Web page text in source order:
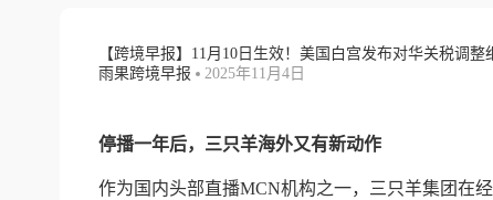
【跨境早报】11月10日生效！美国白宫发布对华关税调整
雨果跨境早报
2025年11月4日
停播一年后，三只羊海外又有新动作
作为国内头部直播MCN机构之一，三只羊集团在